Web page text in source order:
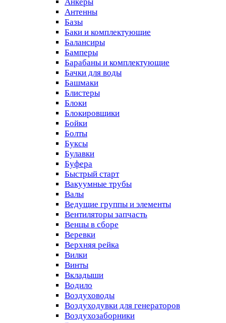
Антенны
Базы
Баки и комплектующие
Балансиры
Бамперы
Барабаны и комплектующие
Бачки для воды
Башмаки
Блистеры
Блоки
Блокировщики
Бойки
Болты
Буксы
Булавки
Буфера
Быстрый старт
Вакуумные трубы
Валы
Ведущие группы и элементы
Вентиляторы запчасть
Венцы в сборе
Веревки
Верхняя рейка
Вилки
Винты
Вкладыши
Водило
Воздуховоды
Воздуходувки для генераторов
Воздухозаборники